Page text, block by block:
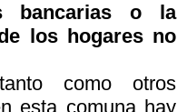
bancarias o la
los hogares no
como otros
esta comuna hay